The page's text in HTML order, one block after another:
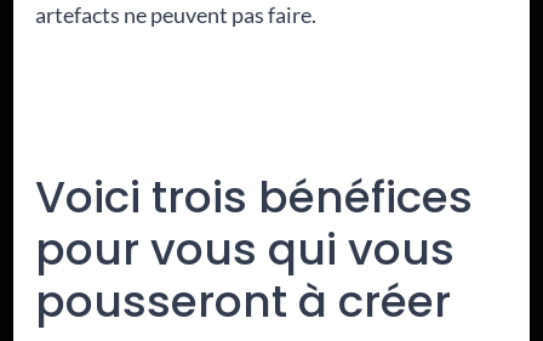
artefacts ne peuvent pas faire.
Voici trois bénéfices
pour vous qui vous
pousseront à créer